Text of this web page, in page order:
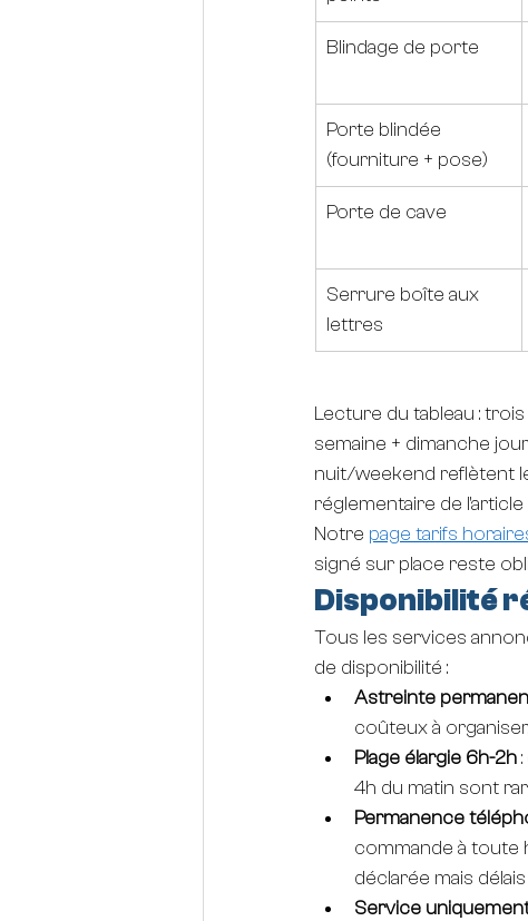
Blindage de porte
Porte blindée
(fourniture + pose)
Porte de cave
Serrure boîte aux
lettres
Lecture du tableau :
semaine + dimanche
nuit/weekend reflètent
réglementaire de l'article
Notre page tarifs
signé sur place reste
Disponibilité
Tous les services
de disponibilité :
Astreinte
coûteux à
Plage élargie 6h-2h
4h du matin sont
Permanence
commande à toute
déclarée mais
Service